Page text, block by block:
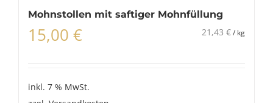
Mohnstollen mit saftiger Mohnfüllung
15,00 € 21,43 €/ kg
inkl. 7 % MwSt.